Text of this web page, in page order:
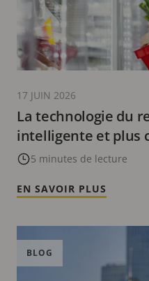
La technologie du
intelligente et plus
5 minutes de lecture
17 JUIN 2026
EN SAVOIR PLUS
BLOG